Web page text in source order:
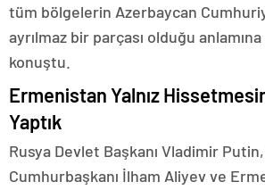
tüm bölgelerin Azerbaycan
ayrılmaz bir parçası olduğu
konuştu.
Ermenistan Yalnız
Yaptık
Rusya Devlet Başkanı Vladimir
Cumhurbaşkanı İlham Aliyev ve